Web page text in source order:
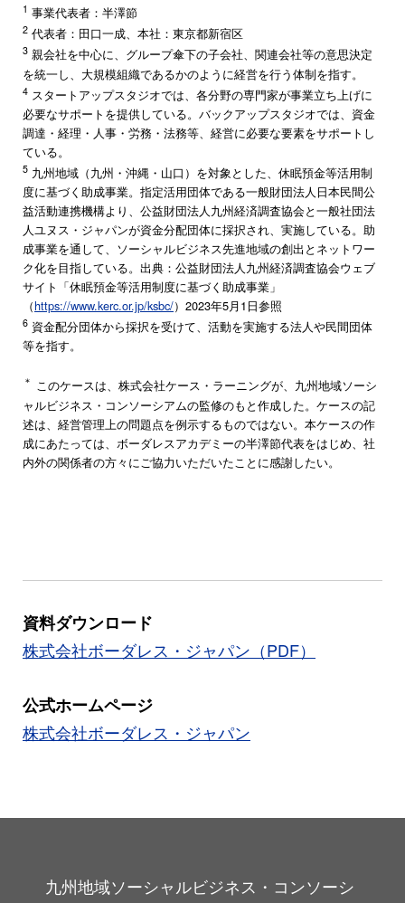
1 事業代表者：半澤節
2 代表者：田口一成、本社：東京都新宿区
3 親会社を中心に、グループ傘下の子会社、関連会社等の意思決定
を統一し、大規模組織であるかのように経営を行う体制を指す。
4 スタートアップスタジオでは、各分野の専門家が事業立ち上げに
必要なサポートを提供している。バックアップスタジオでは、資金
調達・経理・人事・労務・法務等、経営に必要な要素をサポートし
ている。
5 九州地域（九州・沖縄・山口）を対象とした、休眠預金等活用制
度に基づく助成事業。指定活用団体である一般財団法人日本民間公
益活動連携機構より、公益財団法人九州経済調査協会と一般社団法
人ユヌス・ジャパンが資金分配団体に採択され、実施している。助
成事業を通して、ソーシャルビジネス先進地域の創出とネットワー
ク化を目指している。出典：公益財団法人九州経済調査協会ウェブ
サイト「休眠預金等活用制度に基づく助成事業」
（https://www.kerc.or.jp/ksbc/）2023年5月1日参照
6 資金配分団体から採択を受けて、活動を実施する法人や民間団体
等を指す。
＊ このケースは、株式会社ケース・ラーニングが、九州地域ソーシ
ャルビジネス・コンソーシアムの監修のもと作成した。ケースの記
述は、経営管理上の問題点を例示するものではない。本ケースの作
成にあたっては、ボーダレスアカデミーの半澤節代表をはじめ、社
内外の関係者の方々にご協力いただいたことに感謝したい。
資料ダウンロード
株式会社ボーダレス・ジャパン（PDF）
公式ホームページ
株式会社ボーダレス・ジャパン
九州地域ソーシャルビジネス・コンソーシ